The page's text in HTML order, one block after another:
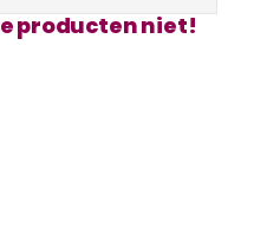
producten niet!